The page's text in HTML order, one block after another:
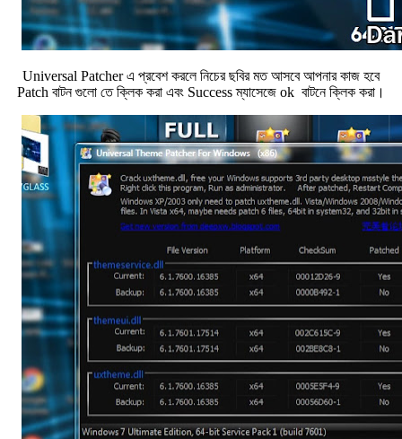
Universal Patcher এ প্রবেশ করলে নিচের ছবির মত আসবে আপনার কাজ হবে
Patch বাটন গুলো তে ক্লিক করা এবং Success ম্যাসেজে ok বাটনে ক্লিক করা।